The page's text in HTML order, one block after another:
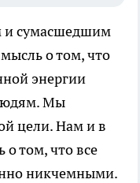
и сумасшедшим
о том, что
энергии
Мы
цели. Нам и в
о том, что все
никчемными.